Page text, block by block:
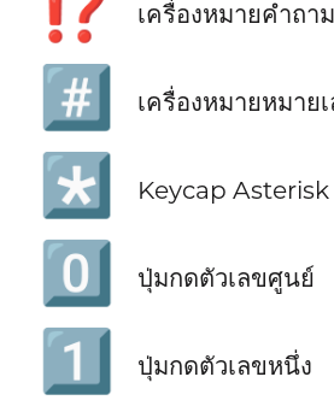
เครื่องหมายคำถา
#️⃣ เครื่องหมายหมาย
*️⃣ Keycap Asterisk
0️⃣ ปุ่มกดตัวเลขศูนย์
1️⃣ ปุ่มกดตัวเลขหนึ่ง